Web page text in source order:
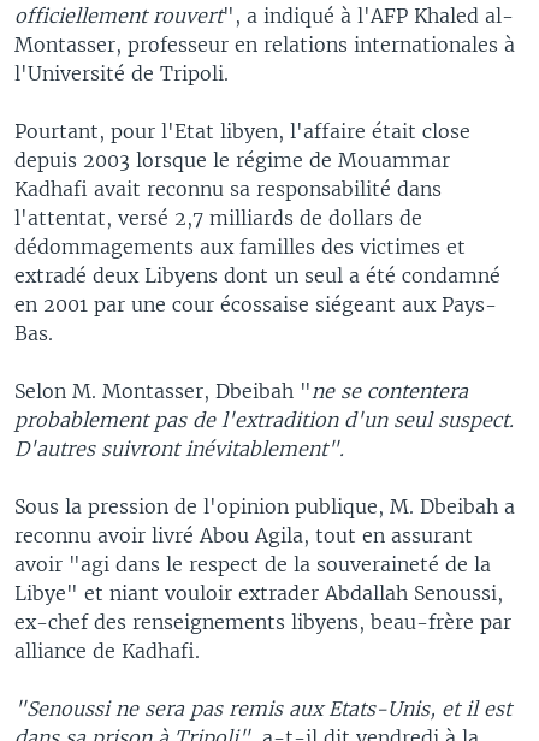
officiellement rouvert", a indiqué à l'AFP Khaled al-
Montasser, professeur en relations internationales à
l'Université de Tripoli.
Pourtant, pour l'Etat libyen, l'affaire était close
depuis 2003 lorsque le régime de Mouammar
Kadhafi avait reconnu sa responsabilité dans
l'attentat, versé 2,7 milliards de dollars de
dédommagements aux familles des victimes et
extradé deux Libyens dont un seul a été condamné
en 2001 par une cour écossaise siégeant aux Pays-
Bas.
Selon M. Montasser, Dbeibah " ne se contentera
probablement pas de l'extradition d'un seul suspect.
D'autres suivront inévitablement".
Sous la pression de l'opinion publique, M. Dbeibah a
reconnu avoir livré Abou Agila, tout en assurant
avoir "agi dans le respect de la souveraineté de la
Libye" et niant vouloir extrader Abdallah Senoussi,
ex-chef des renseignements libyens, beau-frère par
alliance de Kadhafi.
"Senoussi ne sera pas remis aux Etats-Unis, et il est